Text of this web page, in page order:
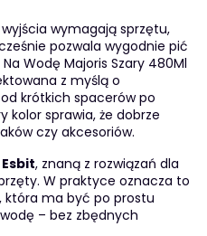
wymagają sprzętu,
pozwala wygodnie pić
Wodę Majoris Szary 480Ml
z myślą o
krótkich spacerów po
kolor sprawia, że dobrze
czy akcesoriów.
Esbit, znaną z rozwiązań dla
W praktyce oznacza to
która ma być po prostu
– bez zbędnych